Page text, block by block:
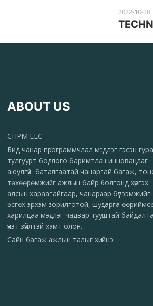
2022-10-28
ABOUT US
CHPM LLC
Бид чанар программчлал мэдлэг гэсэн
тулгуурт бодлого баримтлан инновацлаг
аюулгүй баталгаатай чанартай багаж,
төхөөрөмжийг ажлын байр болгонд хүргэх
алсын хараатайгаар, чанараар бүтээмжийг
өсгөх эрхэм зорилготой, шударга
харилцаа мэдлэг чадвар тууштай
үнэт зүйлтэй хамт олон.
Сайн багаж ажлын талыг хийнэ.